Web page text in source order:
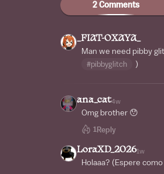
2 Comments
_FIAT-OXAYA_
Man we need pibby
#pibbyglitch )
ana_cat4w
Omg brother 😯
1 Reply
LoraXD_20261w
Holaaa? (Espere